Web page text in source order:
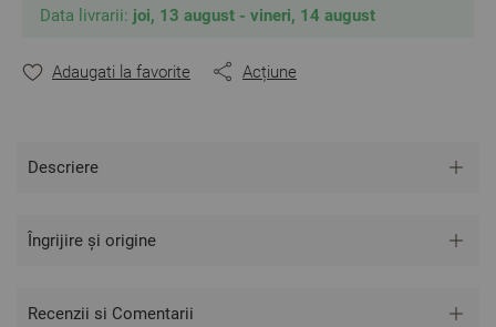
Data livrarii: joi, 13 august - vineri, 14 august
Adaugati la favorite Acțiune
Descriere
Îngrijire și origine
Recenzii si Comentarii